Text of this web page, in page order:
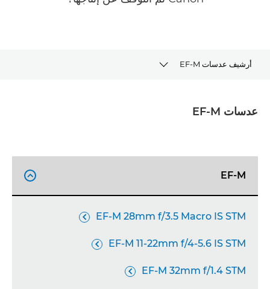
أرشيف عدسات EF-M
أداة تحديد العدسات
عدسات EF-M
EF-M

EF-M 28mm f/3.5 Macro IS STM

EF-M 11-22mm f/4-5.6 IS STM

EF-M 32mm f/1.4 STM
